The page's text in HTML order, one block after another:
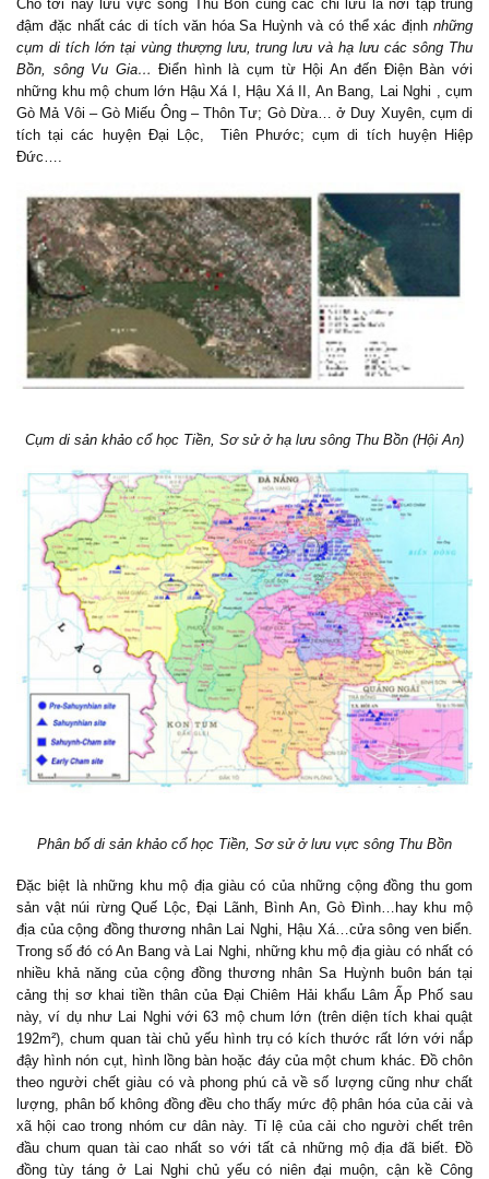
Cho tới nay lưu vực sông Thu Bồn cùng các chi lưu là nơi tập trung
đậm đặc nhất các di tích văn hóa Sa Huỳnh và có thể xác định những
cụm di tích lớn tại vùng thượng lưu, trung lưu và hạ lưu các sông Thu
Bồn, sông Vu Gia… Điển hình là cụm từ Hội An đến Điện Bàn với
những khu mộ chum lớn Hậu Xá I, Hậu Xá II, An Bang, Lai Nghi , cụm
Gò Mả Vôi – Gò Miếu Ông – Thôn Tư; Gò Dừa… ở Duy Xuyên, cụm di
tích tại các huyện Đại Lộc, Tiên Phước; cụm di tích huyện Hiệp
Đức….
Cụm di sản khảo cổ học Tiền, Sơ sử ở hạ lưu sông Thu Bồn (Hội An)
Phân bố di sản khảo cổ học Tiền, Sơ sử ở lưu vực sông Thu Bồn
Đặc biệt là những khu mộ địa giàu có của những cộng đồng thu gom
sản vật núi rừng Quế Lộc, Đại Lãnh, Bình An, Gò Đình…hay khu mộ
địa của cộng đồng thương nhân Lai Nghi, Hậu Xá…cửa sông ven biển.
Trong số đó có An Bang và Lai Nghi, những khu mộ địa giàu có nhất có
nhiều khả năng của cộng đồng thương nhân Sa Huỳnh buôn bán tại
cảng thị sơ khai tiền thân của Đại Chiêm Hải khẩu Lâm Ấp Phố sau
này, ví dụ như Lai Nghi với 63 mộ chum lớn (trên diện tích khai quật
192m²), chum quan tài chủ yếu hình trụ có kích thước rất lớn với nắp
đậy hình nón cụt, hình lồng bàn hoặc đáy của một chum khác. Đồ chôn
theo người chết giàu có và phong phú cả về số lượng cũng như chất
lượng, phân bố không đồng đều cho thấy mức độ phân hóa của cải và
xã hội cao trong nhóm cư dân này. Tỉ lệ của cải cho người chết trên
đầu chum quan tài cao nhất so với tất cả những mộ địa đã biết. Đồ
đồng tùy táng ở Lai Nghi chủ yếu có niên đại muộn, cận kề Công